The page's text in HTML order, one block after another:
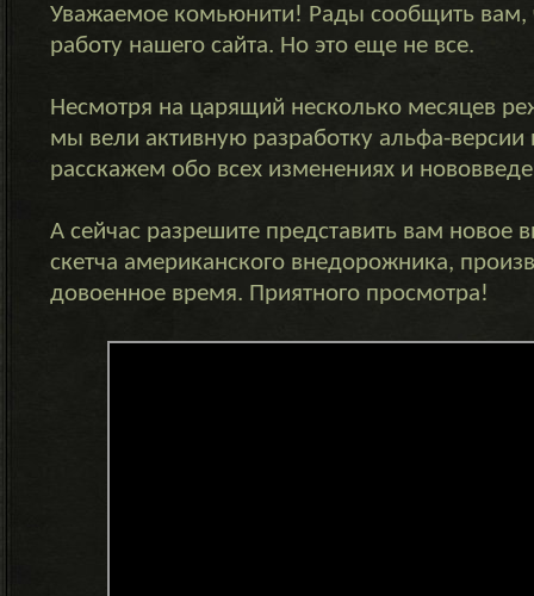
Уважаемое комьюнити! Рады сообщить вам,
работу нашего сайта. Но это еще не все.
Несмотря на царящий несколько месяцев
мы вели активную разработку альфа-версии
расскажем обо всех изменениях и
А сейчас разрешите представить вам новое
скетча американского внедорожника,
довоенное время. Приятного просмотра!